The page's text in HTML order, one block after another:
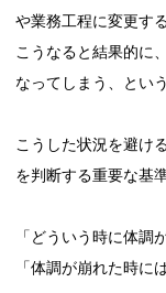
や業務工程に変更す
こうなると結果的に
なってしまう、とい
こうした状況を避け
を判断する重要な基
「どういう時に体調
「体調が崩れた時に